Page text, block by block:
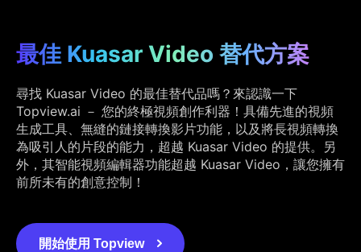
最佳 Kuasar Video 替代方案
尋找 Kuasar Video 的最佳替代品嗎？來認識一下
Topview.ai － 您的終極視頻創作利器！具備先進的視頻
生成工具、無縫的鏈接轉換影片功能，以及將長視頻轉換
為吸引人的片段的能力，超越 Kuasar Video 的提供。另
外，其智能視頻編輯器功能超越 Kuasar Video，讓您擁有
前所未有的創意控制！
開始使用 Topview